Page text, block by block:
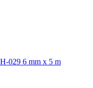
029 6 mm x 5 m